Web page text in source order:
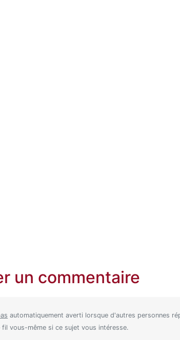
un commentaire
automatiquement averti lorsque d'autres personnes
vous-même si ce sujet vous intéresse.